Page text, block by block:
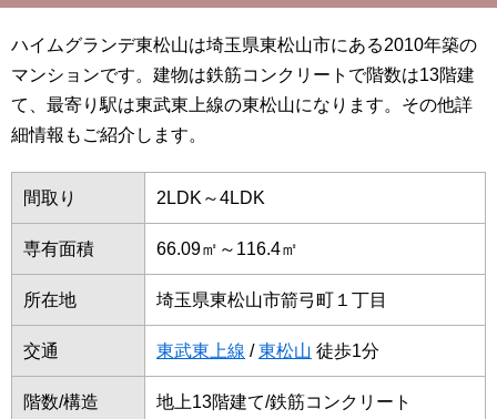
ハイムグランデ東松山は埼玉県東松山市にある2010年築の
マンションです。建物は鉄筋コンクリートで階数は13階建
て、最寄り駅は東武東上線の東松山になります。その他詳
細情報もご紹介します。
間取り 2LDK～4LDK
専有面積 66.09㎡～116.4㎡
所在地 埼玉県東松山市箭弓町１丁目
交通 東武東上線 /東松山 徒歩1分
階数/構造 地上13階建て/鉄筋コンクリート